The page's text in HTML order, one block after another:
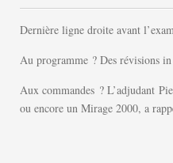
Dernière ligne droite avant
Au programme ? Des révisions
Aux commandes ? L’adjudant
ou encore un Mirage 2000, a